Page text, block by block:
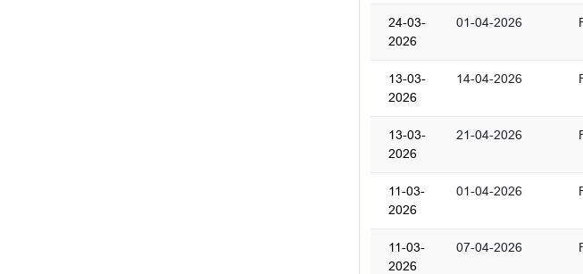
24-03-
2026
01-04-2026
13-03-
2026
14-04-2026
13-03-
2026
21-04-2026
11-03-
2026
01-04-2026
11-03-
2026
07-04-2026